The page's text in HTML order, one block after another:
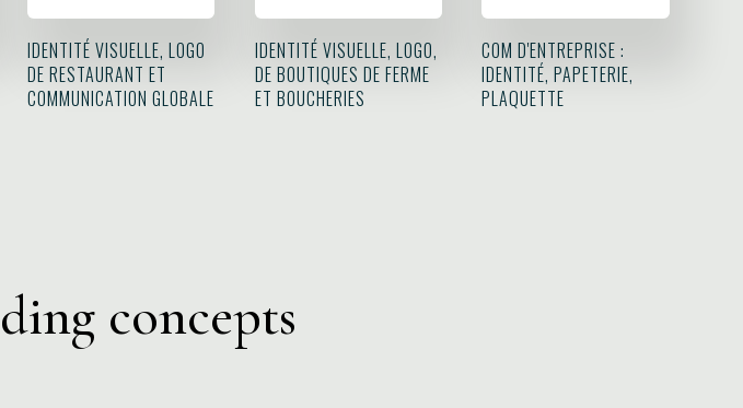
IDENTITÉ VISUELLE, LOGO
DE RESTAURANT ET
COMMUNICATION GLOBALE
IDENTITÉ VISUELLE, LOGO,
DE BOUTIQUES DE FERME
ET BOUCHERIES
COM D'ENTREPRISE :
IDENTITÉ, PAPETERIE,
PLAQUETTE
concepts